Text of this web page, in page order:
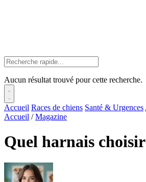
Aucun résultat trouvé pour cette recherche.
Accueil Races de chiens Santé & Urgences
Accueil / Magazine
Quel harnais